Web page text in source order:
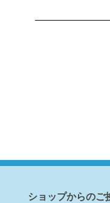
ショップからのご